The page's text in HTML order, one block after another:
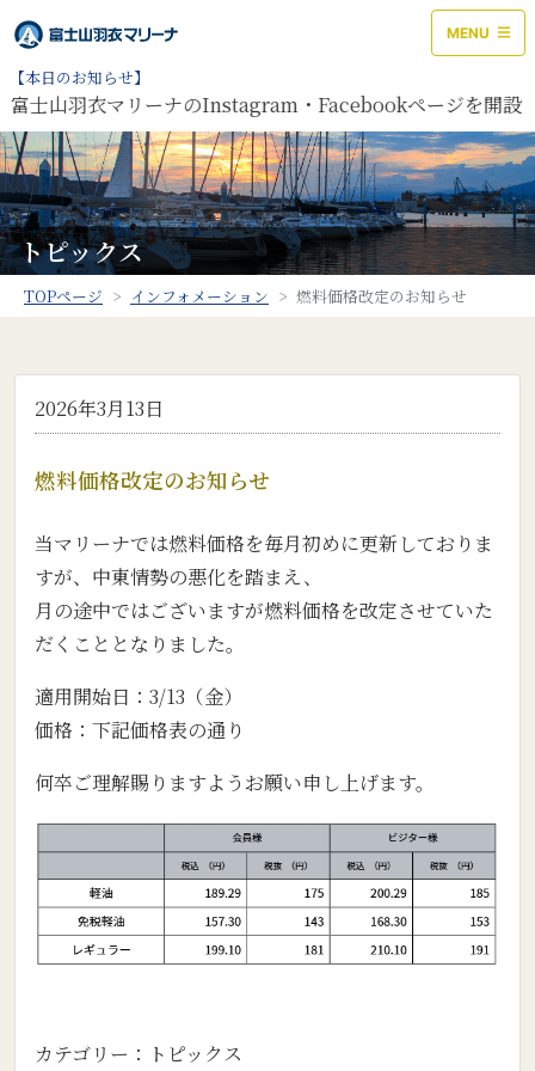
MENU
【本日のお知らせ】
富士山羽衣マリーナのInstagram・Facebookページを開設
トピックス
TOPページ インフォメーション 燃料価格改定のお知らせ
2026年3月13日
燃料価格改定のお知らせ
当マリーナでは燃料価格を毎月初めに更新しておりま
すが、中東情勢の悪化を踏まえ、
月の途中ではございますが燃料価格を改定させていた
だくこととなりました。
適用開始日：3/13（金）
価格：下記価格表の通り
何卒ご理解賜りますようお願い申し上げます。
カテゴリー： トピックス